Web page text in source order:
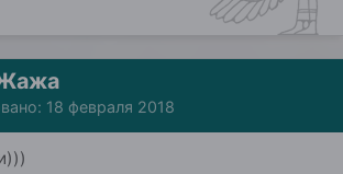
18 февраля 2018